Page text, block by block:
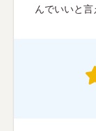
んでいいと言